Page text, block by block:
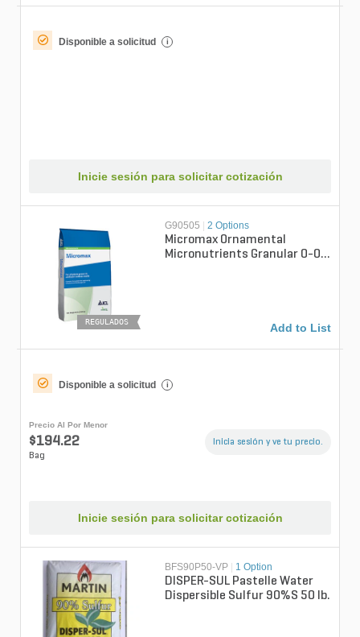
Disponible a solicitud i
Inicie sesión para solicitar cotización
REGULADOS
G90505 2 Options
Micromax Ornamental
Micronutrients Granular 0-0-
Add to List
Disponible a solicitud i
Precio Al Por Menor
$194.22
Bag
Inicia sesión y ve tu precio.
Inicie sesión para solicitar cotización
BFS90P50-VP | 1 Option
DISPER-SUL Pastelle Water
Dispersible Sulfur 90%S 50 lb.